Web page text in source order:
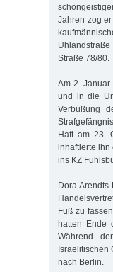
Jahren zog
Straße 78/80.
Am 2. Januar
und in die
Verbüßung
Haft am 23.
inhaftierte ihn
ins KZ
Dora
Fuß zu
hatten Ende
Während
Israelitischen
nach Berlin.